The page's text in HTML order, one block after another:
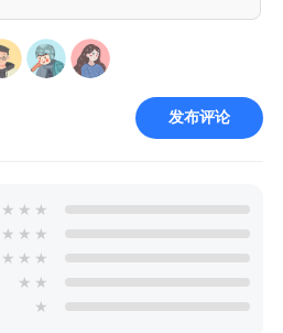
发布评论
★ ★ ★
★ ★ ★
★ ★ ★
★ ★
★